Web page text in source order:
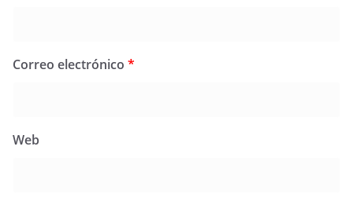
Correo electrónico *
Web